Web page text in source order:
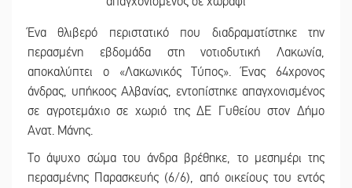
Ένα θλιβερό περιστατικό που διαδραματίστηκε την
περασμένη εβδομάδα στη νοτιοδυτική Λακωνία,
αποκαλύπτει ο «Λακωνικός Τύπος». Ένας 64χρονος
άνδρας, υπήκοος Αλβανίας, εντοπίστηκε απαγχονισμένος
σε αγροτεμάχιο σε χωριό της ΔΕ Γυθείου στον Δήμο
Ανατ. Μάνης.
Το άψυχο σώμα του άνδρα βρέθηκε, το μεσημέρι της
περασμένης Παρασκευής (6/6), από οικείους του εντός